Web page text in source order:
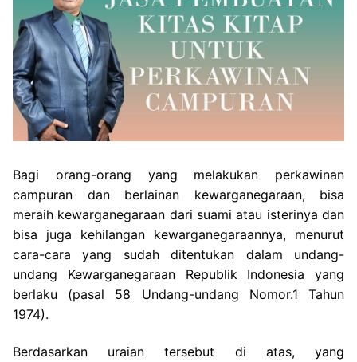
Bagi orang-orang yang melakukan perkawinan
campuran dan berlainan kewarganegaraan, bisa
meraih kewarganegaraan dari suami atau isterinya dan
bisa juga kehilangan kewarganegaraannya, menurut
cara-cara yang sudah ditentukan dalam undang-
undang Kewarganegaraan Republik Indonesia yang
berlaku (pasal 58 Undang-undang Nomor.1 Tahun
1974).
Berdasarkan uraian tersebut di atas, yang